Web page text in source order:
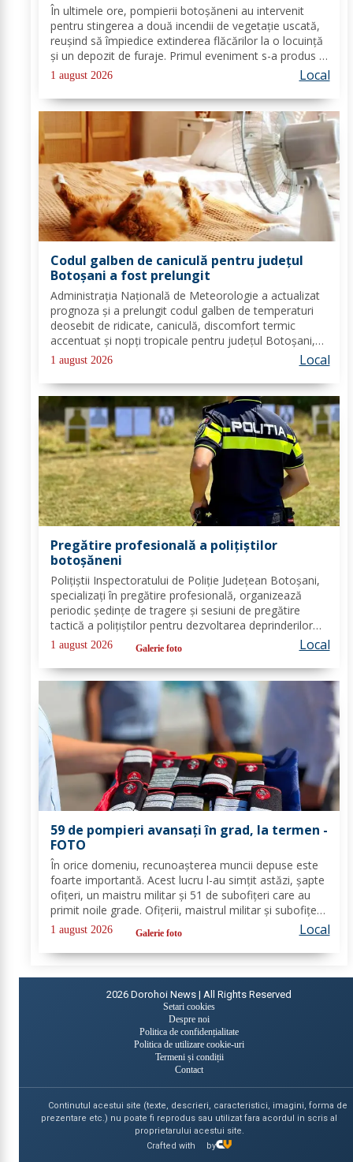
În ultimele ore, pompierii botoșăneni au intervenit
pentru stingerea a două incendii de vegetație uscată,
reușind să împiedice extinderea flăcărilor la o locuință
și un depozit de furaje. Primul eveniment s-a produs în
localitatea Miron Costin (comuna Vlăsinești), unde au
ars aproximativ 35 de...
1 august 2026 Local
Codul galben de caniculă pentru județul
Botoșani a fost prelungit
Administrația Națională de Meteorologie a actualizat
prognoza și a prelungit codul galben de temperaturi
deosebit de ridicate, caniculă, discomfort termic
accentuat și nopți tropicale pentru județul Botoșani,
până luni, la ora 10:00. Temperaturile maxime vor fi
cuprinse între 33 și 37 de grade, iar...
1 august 2026 Local
Pregătire profesională a polițiștilor
botoșăneni
Polițiștii Inspectoratului de Poliție Județean Botoșani,
specializați în pregătire profesională, organizează
periodic ședințe de tragere și sesiuni de pregătire
tactică a polițiștilor pentru dezvoltarea deprinderilor
necesare privind intervenția la evenimente de orice
natură. În funcție de...
1 august 2026 Galerie foto Local
59 de pompieri avansați în grad, la termen -
FOTO
În orice domeniu, recunoașterea muncii depuse este
foarte importantă. Acest lucru l-au simțit astăzi, șapte
ofițeri, un maistru militar și 51 de subofițeri care au
primit noile grade. Ofițerii, maistrul militar și subofițerii
au fost avansați în gradele de: - colonel: Mihai Cercel; -
locotenent...
1 august 2026 Galerie foto Local
2026 Dorohoi News | All Rights Reserved
Setari cookies
Despre noi
Politica de confidențialitate
Politica de utilizare cookie-uri
Termeni și condiții
Contact
Continutul acestui site (texte, descrieri, caracteristici, imagini, forma de
prezentare etc.) nu poate fi reprodus sau utilizat fara acordul in scris al
proprietarului acestui site.
Crafted with
by